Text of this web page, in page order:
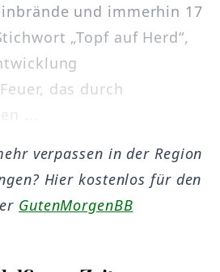
und immerhin 17
„Topf auf Herd“,
das durch
...
verpassen in der Region
Hier kostenlos für den
GutenMorgenBB